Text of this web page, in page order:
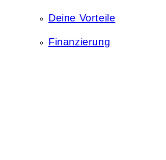
Deine Vorteile
Finanzierung